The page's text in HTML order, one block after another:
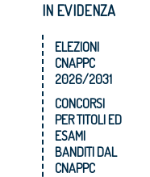
IN EVIDENZA
ELEZIONI
CNAPPC
2026/2031
CONCORSI
PER TITOLI ED
ESAMI
BANDITI DAL
CNAPPC